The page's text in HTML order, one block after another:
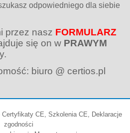
odpowiedniego dla siebie
przez nasz FORMULARZ
się on w PRAWYM
biuro @ certios.pl
CE, Szkolenia CE, Deklaracje
zgodności